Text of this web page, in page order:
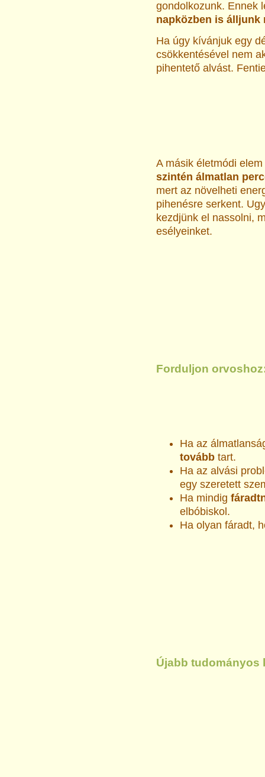
gondolkozunk. Ennek
napközben is álljunk
Ha úgy kívánjuk egy
csökkentésével nem
pihentető alvást.
A másik életmódi
szintén álmatlan
mert az növelheti
pihenésre serkent.
kezdjünk el nassolni,
esélyeinket.
Forduljon
Ha az
tovább tart.
Ha az alvási
egy szeretett
Ha mindig
elbóbiskol.
Ha olyan fáradt,
Újabb tudományos